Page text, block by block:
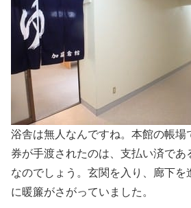
浴舎は無人なんですね。本館の帳場
券が手渡されたのは、支払い済であ
なのでしょう。玄関を入り、廊下を
に暖簾がさがっていました。